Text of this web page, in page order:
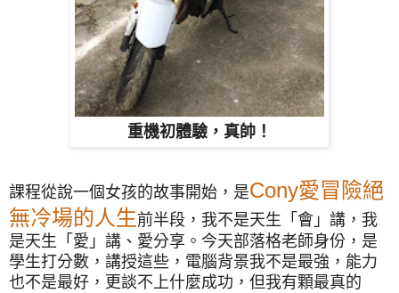
重機初體驗，真帥！
課程從說一個女孩的故事開始，是Cony愛冒險絕
無冷場的人生前半段，我不是天生「會」講，我
是天生「愛」講、愛分享。今天部落格老師身份，是
學生打分數，講授這些，電腦背景我不是最強，能力
也不是最好，更談不上什麼成功，但我有顆最真的